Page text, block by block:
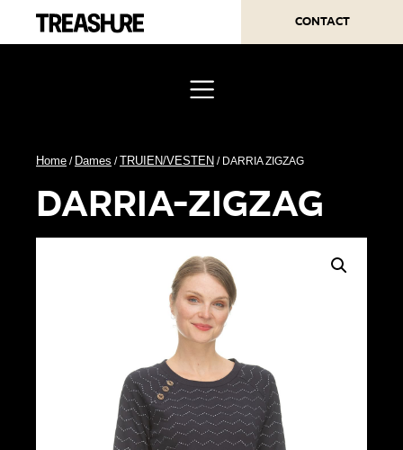
Contact
Home / Dames /TRUIEN/VESTEN / DARRIA ZIGZAG
darria-zigzag